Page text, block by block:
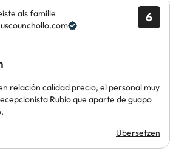
6
als familie
relación calidad precio, el personal muy
Rubio que aparte de guapo
Übersetzen